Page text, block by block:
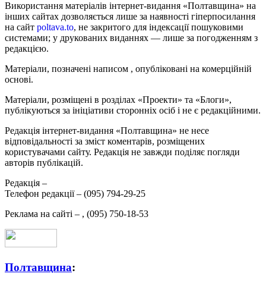
Використання матеріалів інтернет-видання «Полтавщина» на
інших сайтах дозволяється лише за наявності гіперпосилання
на сайт poltava.to, не закритого для індексації пошуковими
системами; у друкованих виданнях — лише за погодженням з
редакцією.
Матеріали, позначені написом , опубліковані на комерційній
основі.
Матеріали, розміщені в розділах «Проекти» та «Блоги»,
публікуються за ініціативи сторонніх осіб і не є редакційними.
Редакція інтернет-видання «Полтавщина» не несе
відповідальності за зміст коментарів, розміщених
користувачами сайту. Редакція не завжди поділяє погляди
авторів публікацій.
Редакція –
Телефон редакції – (095) 794-29-25
Реклама на сайті – , (095) 750-18-53
Полтавщина: